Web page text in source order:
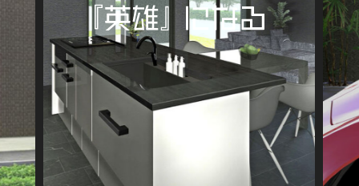
Artworks
よくある質問
FAQ